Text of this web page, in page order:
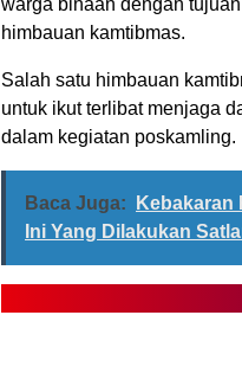
himbauan kamtibmas.
Salah satu himbauan
untuk ikut terlibat menjaga
dalam kegiatan poskamling.
Baca Juga:
Kebakaran
Ini Yang Dilakukan